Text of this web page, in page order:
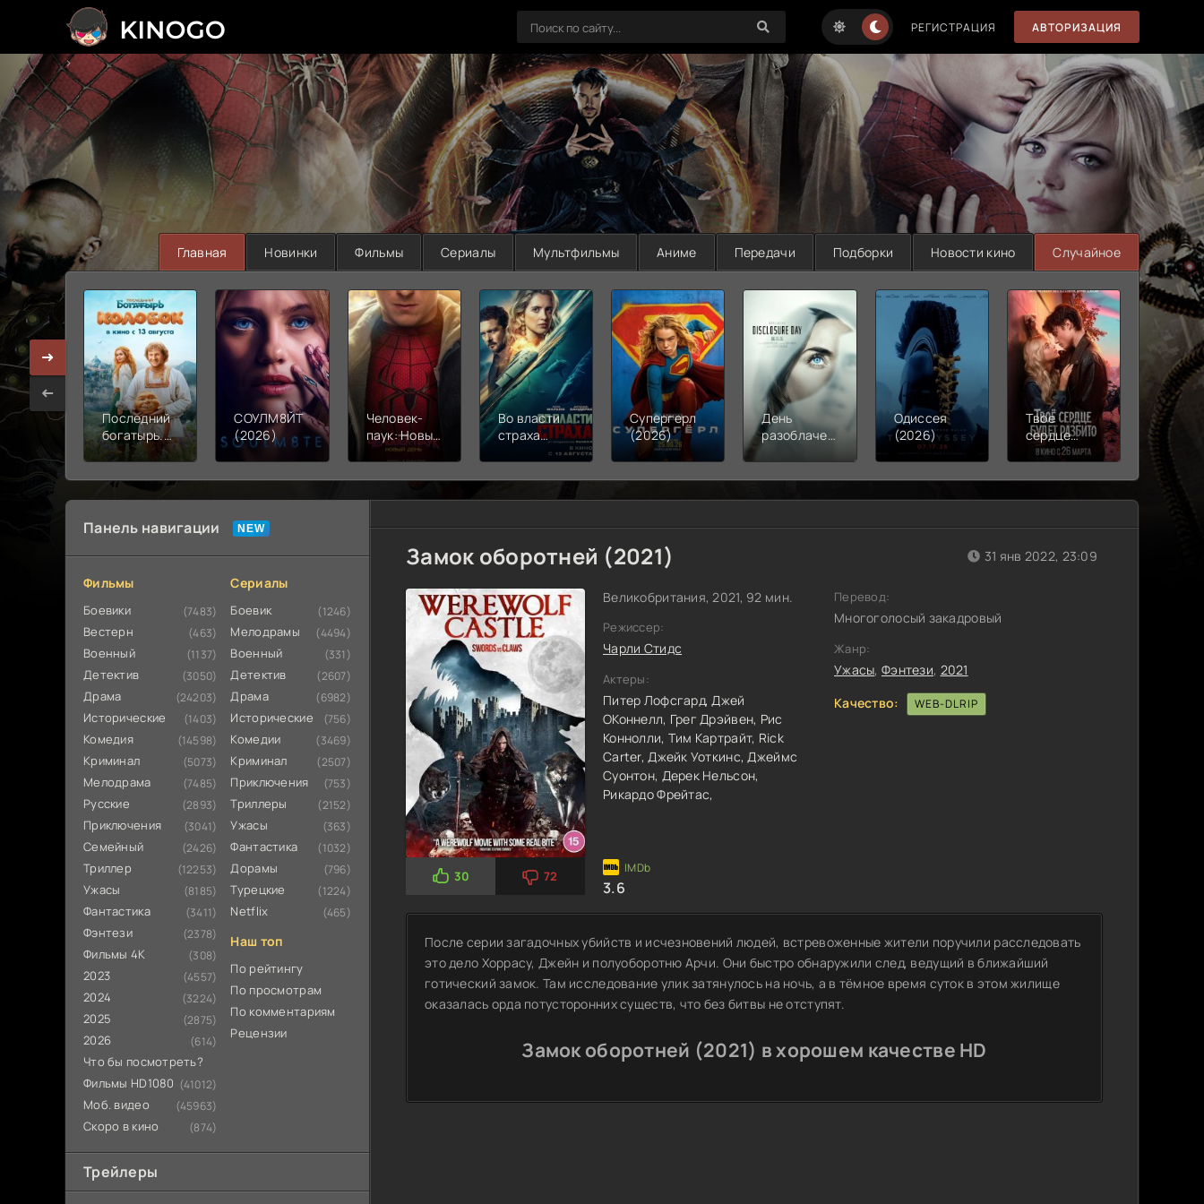
РЕГИСТРАЦИЯ АВТОРИЗАЦИЯ
>
Главная Новинки Фильмы Сериалы Мультфильмы Аниме Передачи Подборки Новости кино Случайное
Последний
богатырь.
Колобок
СОУЛМ8ЙТ
(2026)
Человек-
паук: Новый
день (2026)
Во власти
страха
Супергерл
(2026)
День
разоблачения
Одиссея
(2026)
Твое
сердце
будет
(2026)
Моана
(2026)
Панель навигации
Фильмы
Боевики (7483)
Вестерн (463)
Военный (1137)
Детектив (3050)
Драма (24203)
Исторические (1403)
Комедия (14598)
Криминал (5073)
Мелодрама (7485)
Русские (2893)
Приключения (3041)
Семейный (2426)
Триллер (12253)
Ужасы (8185)
Фантастика (3411)
Фэнтези (2378)
Фильмы 4К (308)
2023 (4557)
2024 (3224)
2025 (2875)
2026 (614)
Что бы посмотреть?
Фильмы HD1080 (41012)
Моб. видео (45963)
Скоро в кино (874)
Сериалы
Боевик (1246)
Мелодрамы (4494)
Военный (331)
Детектив (2607)
Драма (6982)
Исторические (756)
Комедии (3469)
Криминал (2507)
Приключения (753)
Триллеры (2152)
Ужасы (363)
Фантастика (1032)
Дорамы (796)
Турецкие (1224)
Netflix (465)
Наш топ
По рейтингу
По просмотрам
По комментариям
Рецензии
Трейлеры
Замок оборотней (2021)
30 72
Великобритания, 2021, 92 мин.
Режиссер:
Чарли Стидс
Актеры:
Питер Лофсгард,Джей
ОКоннелл, Грег Дрэйвен, Рис
Коннолли, Тим Картрайт, Rick
Carter,Джейк Уоткинс,Джеймс
Суонтон, Дерек Нельсон,
Рикардо Фрейтас,
3.6
31 янв 2022, 23:09
Перевод:
Многоголосый закадровый
Жанр:
Ужасы, Фэнтези, 2021
Качество:
WEB-DLRIP
После серии загадочных убийств и исчезновений людей, встревоженные жители поручили расследовать
это дело Хоррасу, Джейн и полуоборотню Арчи. Они быстро обнаружили след, ведущий в ближайший
готический замок. Там исследование улик затянулось на ночь, а в тёмное время суток в этом жилище
оказалась орда потусторонних существ, что без битвы не отступят.
Замок оборотней (2021) в хорошем качестве HD